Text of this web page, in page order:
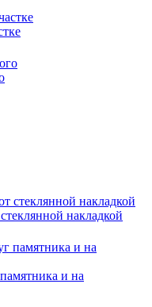
накладкой
и на